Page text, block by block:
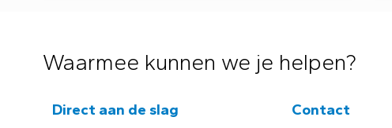
Waarmee kunnen we je helpen?
Direct aan de slag Contact